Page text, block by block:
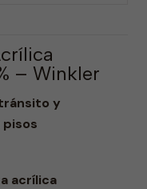
– Winkler
y
acrílica